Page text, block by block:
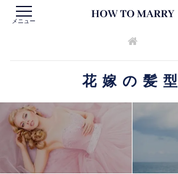
メニュー
花嫁の髪型